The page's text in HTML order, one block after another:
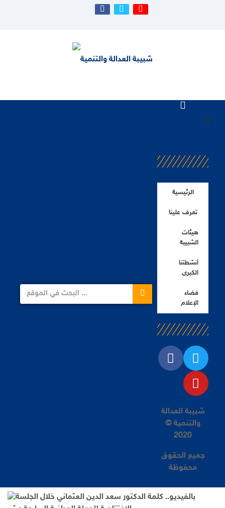
الرئيسية
تعرف علينا
هيئات
الشبيبة
أنشطتنا
الكبرى
فضاء
الإعلام
شبيبة العدالة
والتنمية ©
2020
جميع الحقوق
محفوظة